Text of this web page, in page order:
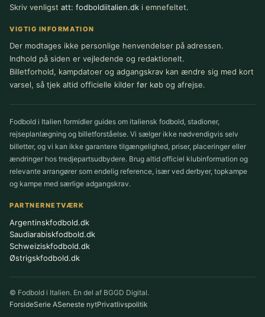
Skriv venligst att: fodboldiitalien.dk i emnefeltet.
VIGTIG INFORMATION
Der modtages ikke personlige henvendelser på adressen.
Indhold på siden er vejledende og redaktionelt.
Billetforhold, kampdatoer og adgangskrav kan ændre sig med kort
varsel, så tjek altid officielle kilder før køb og afrejse.
Fodbold i Italien formidler guides om italiensk fodbold, stadioner,
rejseplanlægning og billetforståelse. Vi sælger ikke nødvendigvis selv
billetter, og vi kan ikke garantere tilgængelighed, priser, placeringer eller
ændringer hos tredjepartsudbydere. Brug altid officiel klubinformation og
relevante arrangører som endelig reference, især ved derbyer, topkampe
og kampe med særlige adgangskrav.
PARTNERNETVÆRK
Argentinskfodbold.dk
Saudiarabiskfodbold.dk
Schweiziskfodbold.dk
Østrigskfodbold.dk
© Fodbold i Italien. En del af BGGD Digital.
ForsideSerie ASeneste nytPrivatlivspolitik